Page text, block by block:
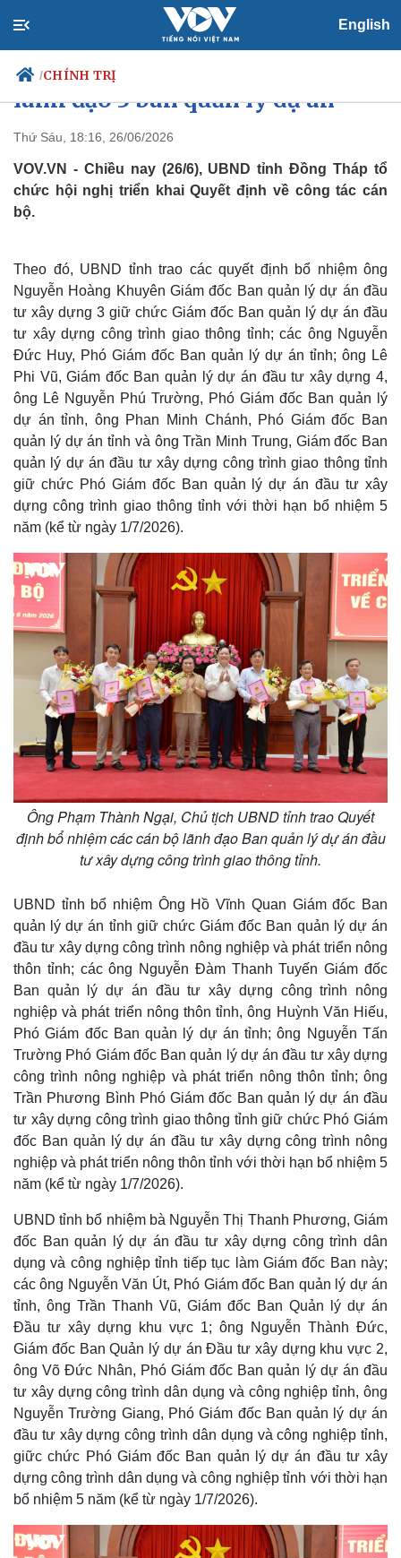
English
/CHÍNH TRỊ
Chính trị
Đảng
Tổ chức nhân sự
Xã hội
Tin 24h
Việc làm
Biển đảo
Quan sát
Cuộc sống đó đây
Hồ sơ
Video
Ảnh
E-Magazine
Infographic
Đồng Tháp: Bổ nhiệm cán bộ
lãnh đạo 3 ban quản lý dự án
Thứ Sáu, 18:16, 26/06/2026
VOV.VN - Chiều nay (26/6), UBND tỉnh Đồng Tháp tổ
chức hội nghị triển khai Quyết định về công tác cán
bộ.
Theo đó, UBND tỉnh trao các quyết định bổ nhiệm ông
Nguyễn Hoàng Khuyên Giám đốc Ban quản lý dự án đầu
tư xây dựng 3 giữ chức Giám đốc Ban quản lý dự án đầu
tư xây dựng công trình giao thông tỉnh; các ông Nguyễn
Đức Huy, Phó Giám đốc Ban quản lý dự án tỉnh; ông Lê
Phi Vũ, Giám đốc Ban quản lý dự án đầu tư xây dựng 4,
ông Lê Nguyễn Phú Trường, Phó Giám đốc Ban quản lý
dự án tỉnh, ông Phan Minh Chánh, Phó Giám đốc Ban
quản lý dự án tỉnh và ông Trần Minh Trung, Giám đốc Ban
quản lý dự án đầu tư xây dựng công trình giao thông tỉnh
giữ chức Phó Giám đốc Ban quản lý dự án đầu tư xây
dựng công trình giao thông tỉnh với thời hạn bổ nhiệm 5
năm (kể từ ngày 1/7/2026).
Ông Phạm Thành Ngại, Chủ tịch UBND tỉnh trao Quyết
định bổ nhiệm các cán bộ lãnh đạo Ban quản lý dự án đầu
tư xây dựng công trình giao thông tỉnh.
UBND tỉnh bổ nhiệm Ông Hồ Vĩnh Quan Giám đốc Ban
quản lý dự án tỉnh giữ chức Giám đốc Ban quản lý dự án
đầu tư xây dựng công trình nông nghiệp và phát triển nông
thôn tỉnh; các ông Nguyễn Đàm Thanh Tuyến Giám đốc
Ban quản lý dự án đầu tư xây dựng công trình nông
nghiệp và phát triển nông thôn tỉnh, ông Huỳnh Văn Hiếu,
Phó Giám đốc Ban quản lý dự án tỉnh; ông Nguyễn Tấn
Trường Phó Giám đốc Ban quản lý dự án đầu tư xây dựng
công trình nông nghiệp và phát triển nông thôn tỉnh; ông
Trần Phương Bình Phó Giám đốc Ban quản lý dự án đầu
tư xây dựng công trình giao thông tỉnh giữ chức Phó Giám
đốc Ban quản lý dự án đầu tư xây dựng công trình nông
nghiệp và phát triển nông thôn tỉnh với thời hạn bổ nhiệm 5
năm (kể từ ngày 1/7/2026).
UBND tỉnh bổ nhiệm bà Nguyễn Thị Thanh Phương, Giám
đốc Ban quản lý dự án đầu tư xây dựng công trình dân
dụng và công nghiệp tỉnh tiếp tục làm Giám đốc Ban này;
các ông Nguyễn Văn Út, Phó Giám đốc Ban quản lý dự án
tỉnh, ông Trần Thanh Vũ, Giám đốc Ban Quản lý dự án
Đầu tư xây dựng khu vực 1; ông Nguyễn Thành Đức,
Giám đốc Ban Quản lý dự án Đầu tư xây dựng khu vực 2,
ông Võ Đức Nhân, Phó Giám đốc Ban quản lý dự án đầu
tư xây dựng công trình dân dụng và công nghiệp tỉnh, ông
Nguyễn Trường Giang, Phó Giám đốc Ban quản lý dự án
đầu tư xây dựng công trình dân dụng và công nghiệp tỉnh,
giữc chức Phó Giám đốc Ban quản lý dự án đầu tư xây
dựng công trình dân dụng và công nghiệp tỉnh với thời hạn
bổ nhiệm 5 năm (kể từ ngày 1/7/2026).